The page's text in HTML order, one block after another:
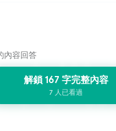
內容回答
解鎖 167 字完整內容
7 人已看過